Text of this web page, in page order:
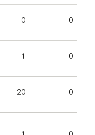
0 0
1 0
20 0